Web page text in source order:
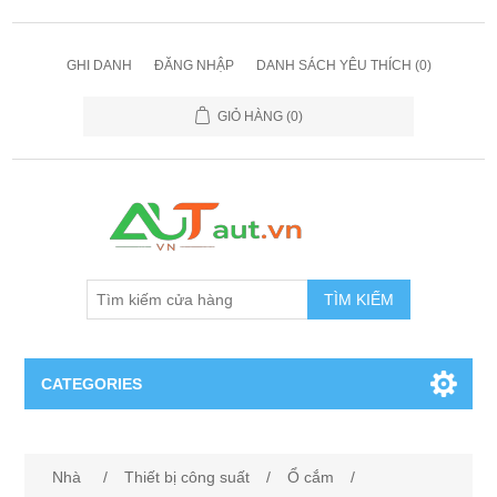
GHI DANH ĐĂNG NHẬP DANH SÁCH YÊU THÍCH (0)
GIỎ HÀNG (0)
TÌM KIẾM
CATEGORIES
Nhà / Thiết bị công suất / Ổ cắm
/